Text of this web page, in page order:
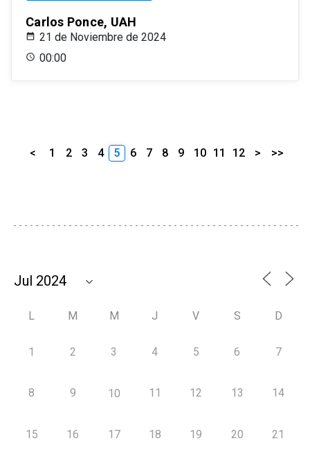
Carlos Ponce, UAH
21 de Noviembre de 2024
00:00
< 1 2 3 4 5 6 7 8 9 10 11 12 > >>
L M M J V S D
1 2 3 4 5 6 7
8 9 10 11 12 13 14
15 16 17 18 19 20 21